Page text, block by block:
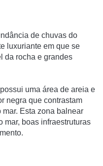
de chuvas do
luxuriante em que se
da rocha e grandes
uma área de areia e
negra que contrastam
Esta zona balnear
mar, boas infraestruturas